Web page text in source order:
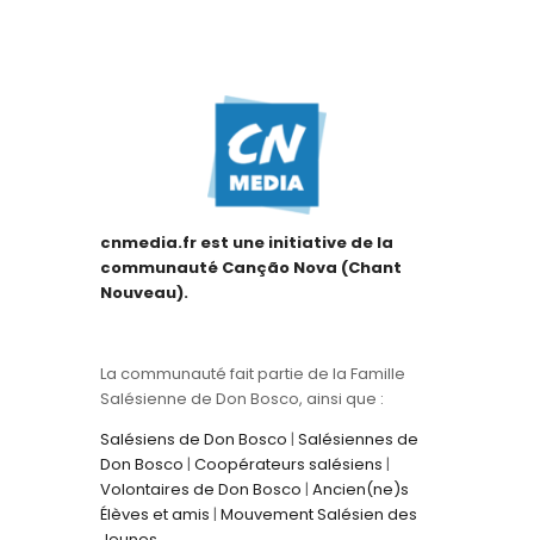
cnmedia.fr est une initiative de la
communauté Canção Nova (Chant
Nouveau).
La communauté fait partie de la Famille
Salésienne de Don Bosco, ainsi que :
Salésiens de Don Bosco | Salésiennes de
Don Bosco | Coopérateurs salésiens |
Volontaires de Don Bosco | Ancien(ne)s
Élèves et amis | Mouvement Salésien des